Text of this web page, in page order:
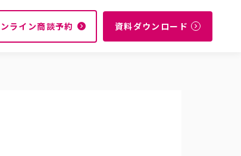
ライン商談予約 navigate_next 資料ダウンロード navigate_next